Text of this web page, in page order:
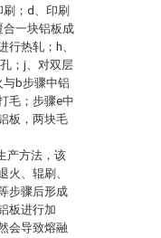
；d、印刷
合一块铝板成
热轧；h、
；j、对双层
与b步骤中铝
毛；步骤e中
板，两块毛
产方法，该
火、辊刷、
步骤后形成
板进行加
会导致熔融